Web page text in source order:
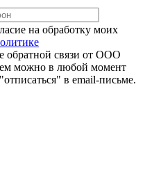
на обработку моих
обратной связи от ООО
можно в любой момент
в email-письме.